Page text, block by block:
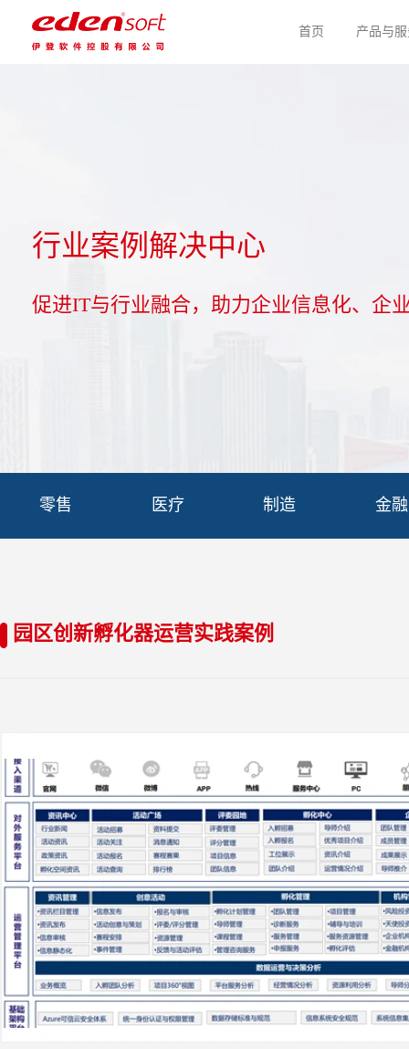
首页 产品与
行业案例解决中心
促进IT与行业融合，助力企业信息化、企
零售 医疗 制造 金融
园区创新孵化器运营实践案例